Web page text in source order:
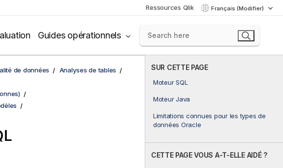
Ressources Qlik Français (Modifier)
Guides opérationnels
SUR CETTE PAGE
Moteur SQL
Moteur Java
Limitations connues pour les types de
données Oracle
CETTE PAGE VOUS A-T-ELLE AIDÉ ?
de données
Analyses de tables